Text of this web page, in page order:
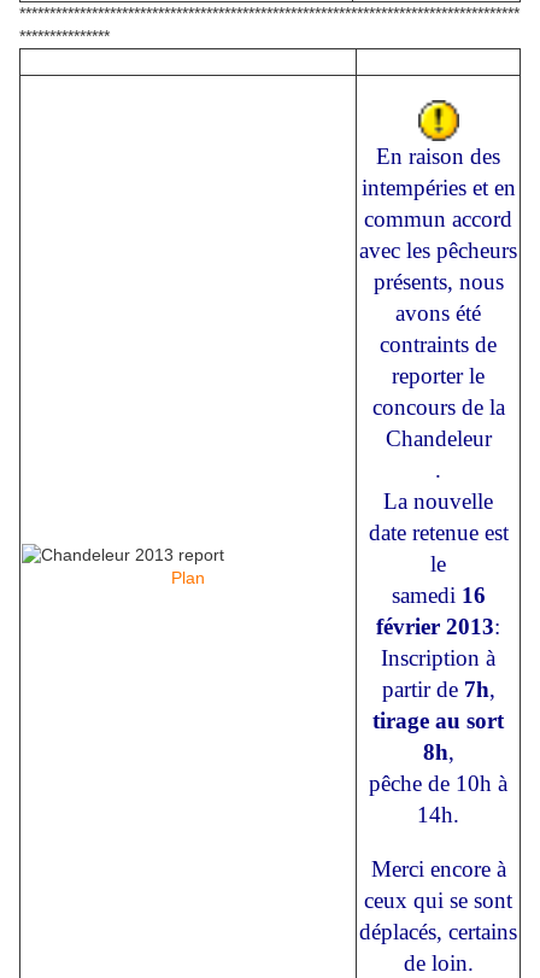
***********************************************************************************
***************
Plan
En raison des
intempéries et en
commun accord
avec les pêcheurs
présents, nous
avons été
contraints de
reporter le
concours de la
Chandeleur
.
La nouvelle
date retenue est
le
samedi 16
février 2013:
Inscription à
partir de 7h,
tirage au sort
8h,
pêche de 10h à
14h.
Merci encore à
ceux qui se sont
déplacés, certains
de loin.